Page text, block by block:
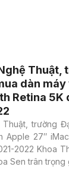
Thuật,
dàn
Retina 5K
trường
Apple 27″
2022 Khoa
Sen trân trọng